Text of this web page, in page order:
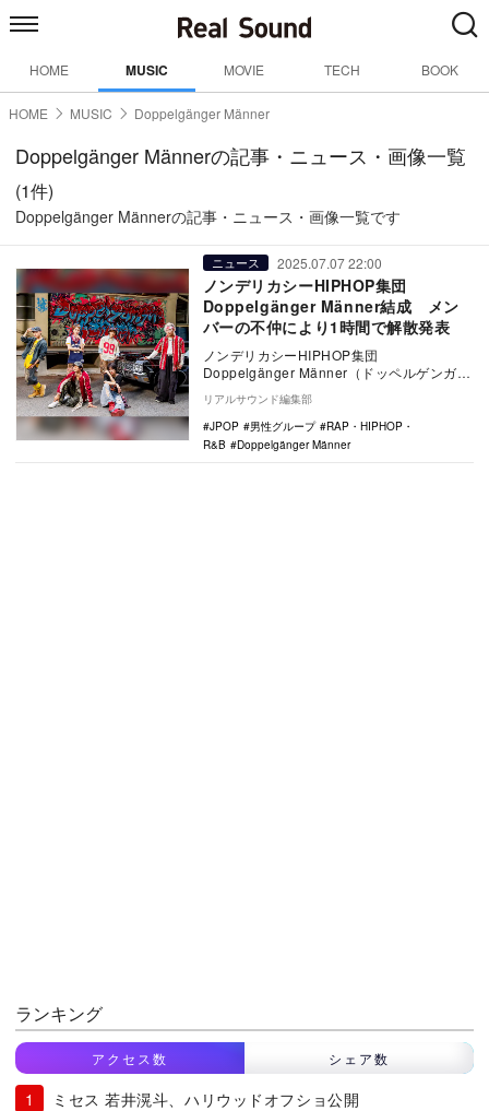
HOME MUSIC MOVIE TECH BOOK
HOME MUSIC Doppelgänger Männer
Doppelgänger Männerの記事・ニュース・画像一覧
(1件)
Doppelgänger Männerの記事・ニュース・画像一覧です
ニュース 2025.07.07 22:00
ノンデリカシーHIPHOP集団
Doppelgänger Männer結成 メン
バーの不仲により1時間で解散発表
ノンデリカシーHIPHOP集団
Doppelgänger Männer（ドッペルゲンガー
メナー）が、本日7月7日にグループを結…
リアルサウンド編集部
JPOP
男性グループ
RAP・HIPHOP・
R&B
Doppelgänger Männer
ランキング
アクセス数 シェア数
ミセス 若井滉斗、ハリウッドオフショ公開